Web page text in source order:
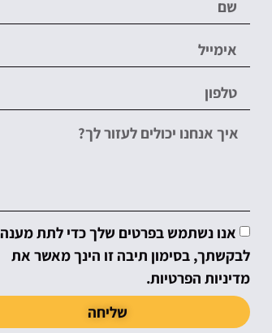
אנו נשתמש בפרטים שלך כדי לתת מענה
לבקשתך, בסימון תיבה זו הינך מאשר את
מדיניות הפרטיות.
שליחה